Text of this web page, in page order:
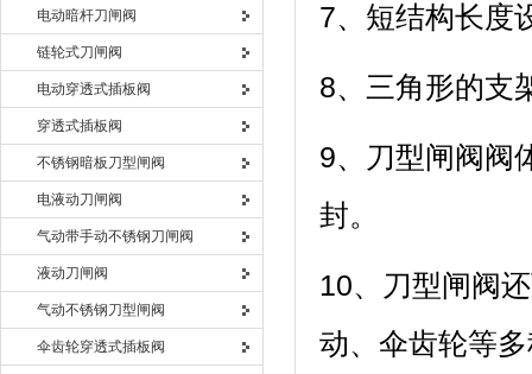
电动暗杆刀闸阀
链轮式刀闸阀
电动穿透式插板阀
穿透式插板阀
不锈钢暗板刀型闸阀
电液动刀闸阀
气动带手动不锈钢刀闸阀
液动刀闸阀
气动不锈钢刀型闸阀
伞齿轮穿透式插板阀
7、短结构长度
8、三角形的支
9、刀型闸阀阀
封。
10、刀型闸阀
动、伞齿轮等